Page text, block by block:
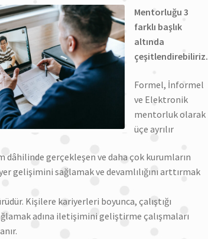
Mentorluğu 3
farklı başlık
altında
çeşitlendirebiliriz.
Formel, İnformel
ve Elektronik
mentorluk olarak
üçe ayrılır
gerçekleşen ve daha çok kurumların
gelişimini sağlamak ve devamlılığını arttırmak
Kişilere kariyerleri boyunca, çalıştığı
adına iletişimini geliştirme çalışmaları